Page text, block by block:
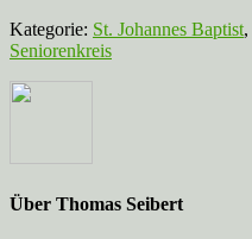
Kategorie: St. Johannes Baptist,
Seniorenkreis
Über Thomas Seibert